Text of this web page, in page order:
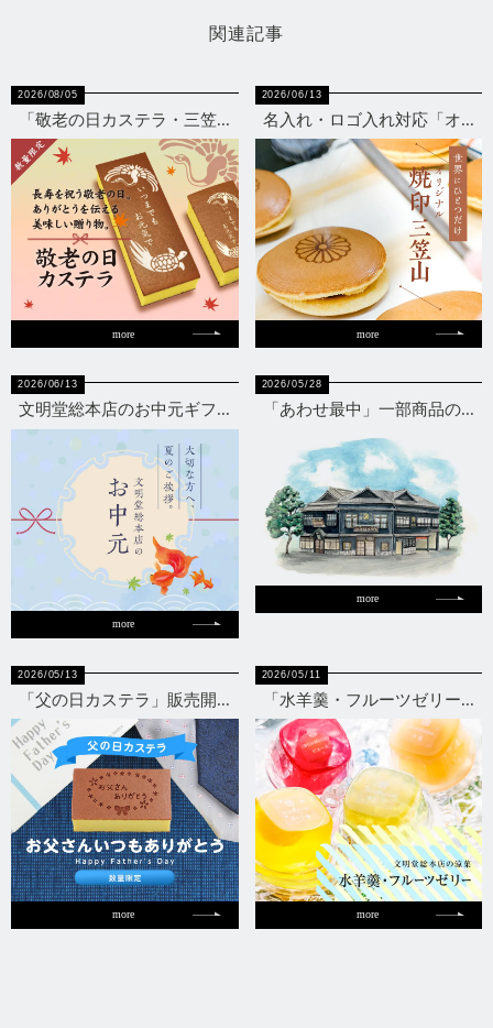
関連記事
2026/08/05
「敬老の日カステラ・三笠...
more
2026/06/13
名入れ・ロゴ入れ対応「オ...
more
2026/06/13
文明堂総本店のお中元ギフ...
more
2026/05/28
「あわせ最中」一部商品の...
more
2026/05/13
「父の日カステラ」販売開...
more
2026/05/11
「水羊羹・フルーツゼリー...
more